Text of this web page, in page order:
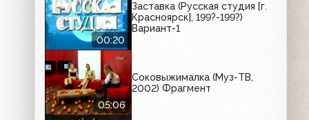
00:20
Заставка (Русская студия [г.
Красноярск], 199?-199?)
Вариант-1
05:06
Соковыжималка (Муз-ТВ,
2002) Фрагмент